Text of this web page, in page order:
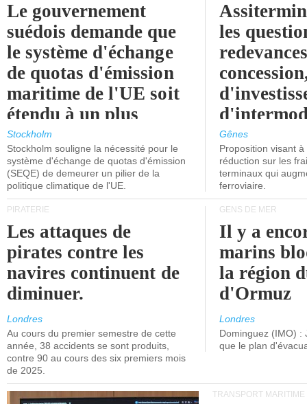
Le gouvernement
suédois demande que
le système d'échange
de quotas d'émission
maritime de l'UE soit
étendu à un plus
grand nombre de
navires.
Stockholm
Stockholm souligne la nécessité pour le
système d'échange de quotas d'émission
(SEQE) de demeurer un pilier de la
politique climatique de l'UE.
les
l'attention
politiciens.
Gênes
Proposition visant
réduction sur les
terminaux qui
ferroviaire.
PIRATERIE
Les attaques de
pirates contre les
navires continuent de
diminuer.
Londres
Au cours du premier semestre de cette
année, 38 accidents se sont produits,
contre 90 au cours des six premiers mois
de 2025.
GENS DE MER
Il y a
marins
la région
d'Ormuz
Londres
Dominguez (IMO) :
que le plan
TRANSPORT MARITIME